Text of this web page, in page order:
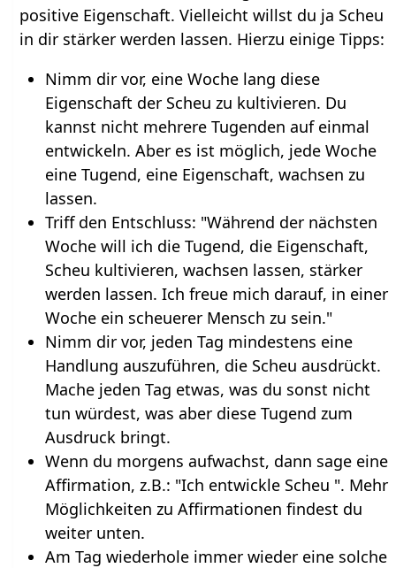
positive Eigenschaft. Vielleicht willst du ja Scheu
in dir stärker werden lassen. Hierzu einige Tipps:
Nimm dir vor, eine Woche lang diese
Eigenschaft der Scheu zu kultivieren. Du
kannst nicht mehrere Tugenden auf einmal
entwickeln. Aber es ist möglich, jede Woche
eine Tugend, eine Eigenschaft, wachsen zu
lassen.
Triff den Entschluss: "Während der nächsten
Woche will ich die Tugend, die Eigenschaft,
Scheu kultivieren, wachsen lassen, stärker
werden lassen. Ich freue mich darauf, in einer
Woche ein scheuerer Mensch zu sein."
Nimm dir vor, jeden Tag mindestens eine
Handlung auszuführen, die Scheu ausdrückt.
Mache jeden Tag etwas, was du sonst nicht
tun würdest, was aber diese Tugend zum
Ausdruck bringt.
Wenn du morgens aufwachst, dann sage eine
Affirmation, z.B.: "Ich entwickle Scheu ". Mehr
Möglichkeiten zu Affirmationen findest du
weiter unten.
Am Tag wiederhole immer wieder eine solche